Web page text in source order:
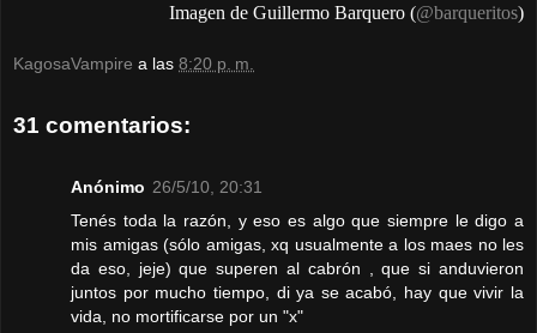
Imagen de Guillermo Barquero (@barqueritos)
KagosaVampire a las 8:20 p. m.
31 comentarios:
Anónimo 26/5/10, 20:31
Tenés toda la razón, y eso es algo que siempre le digo a
mis amigas (sólo amigas, xq usualmente a los maes no les
da eso, jeje) que superen al cabrón , que si anduvieron
juntos por mucho tiempo, di ya se acabó, hay que vivir la
vida, no mortificarse por un "x"